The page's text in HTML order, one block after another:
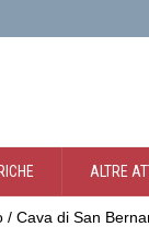
ALTRE
/ Cava di San